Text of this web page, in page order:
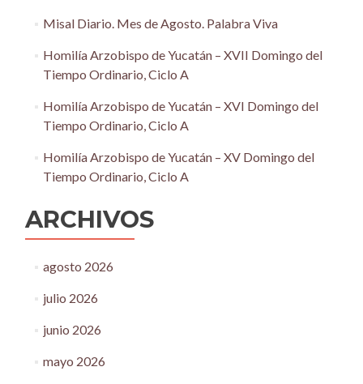
Misal Diario. Mes de Agosto. Palabra Viva
Homilía Arzobispo de Yucatán – XVII Domingo del
Tiempo Ordinario, Ciclo A
Homilía Arzobispo de Yucatán – XVI Domingo del
Tiempo Ordinario, Ciclo A
Homilía Arzobispo de Yucatán – XV Domingo del
Tiempo Ordinario, Ciclo A
ARCHIVOS
agosto 2026
julio 2026
junio 2026
mayo 2026